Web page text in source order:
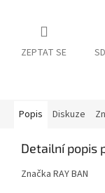
ZEPTAT SE
Popis Diskuze
Detailní popis
Značka RAY BAN